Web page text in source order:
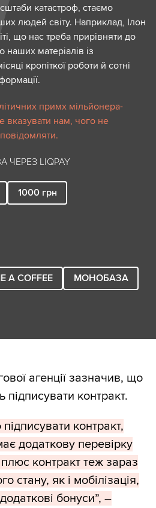
катастроф, стаємо
людей світу. Наприклад, Ілон
що нас треба прирівняти до
наших матеріалів із
кропіткої роботи й сотні
примх мільйонера-
вказувати нам, чого не
LIQPAY
1000 грн
A COFFEE
МОНОБАЗА
агенції зазначив, що
контракт.
контракт,
додаткову перевірку
контракт теж зараз
стану, як і мобілізація,
бонуси”, –